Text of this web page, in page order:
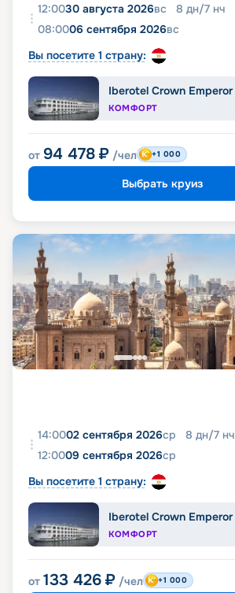
12:0030 августа 2026вс 8 дн/7 нч
08:0006 сентября 2026вс
Вы посетите 1 страну:
Iberotel Crown Emperor
КОМФОРТ
от 94 478 ₽ /чел +1 000
Выбрать круиз
14:0002 сентября 2026ср 8 дн/7 нч
12:0009 сентября 2026ср
Вы посетите 1 страну:
Iberotel Crown Emperor
КОМФОРТ
от 133 426 ₽ /чел +1 000